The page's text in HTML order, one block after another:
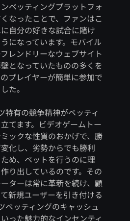
ベッティングプラットフォ
なったことで、ファンはこ
自分の好きな試合に賭け
になっています。モバイル
レンドリーなウェブサイト
となっていたものの多くを
プレイヤーが簡単に参加で
た。
特有の競争精神がベッティ
てます。ビデオゲームトー
ックな性質のおかげで、勝
化し、劣勢からでも勝利
め、ベットを行うのに理
り出しているのです。その
ターは常に革新を続け、顧
新規ユーザーを引き付ける
ベッティングのキャッシュ
った魅力的なインセンティ